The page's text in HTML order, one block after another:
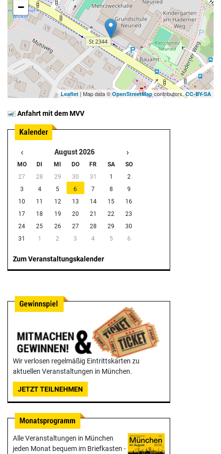
−
Leaflet | Map data ©OpenStreetMap contributors,CC-BY-SA
Anfahrt mit dem MVV
‹ August 2026 ›
MO DI MI DO FR SA
SO
27
28 29 30 31 1
2
3
4 5 6 7 8
9
10
11 12 13 14 15
16
17
18 19 20 21 22
23
24
25 26 27 28 29
30
31
1 2 3 4 5 6
Zum Veranstaltungskalender
Wir verlosen regelmäßig Eintrittskarten zu
aktuellen Veranstaltungen in München.
JETZT TEILNEHMEN
Alle Veranstaltungen in München
jeden Monat bequem im Briefkasten -